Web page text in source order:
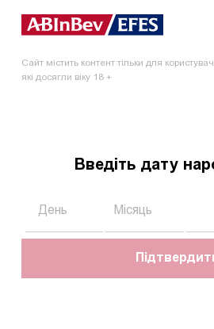
Сайт містить контент тільки для
які досягли віку 18 +
Введіть дату
Головна Новини AB InBev Efes
Україні новий
Мельник з діжки»